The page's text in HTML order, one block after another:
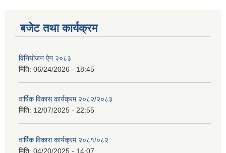
बजेट तथा कार्यक्रम
विनियोजन ऐन २०८३
मिति: 06/24/2026 - 18:45
वार्षिक विकास कार्यक्रम २०८२/२०८३
मिति: 12/07/2025 - 22:55
वार्षिक विकास कार्यक्रम २०८१/०८२
मिति: 04/20/2025 - 14:07